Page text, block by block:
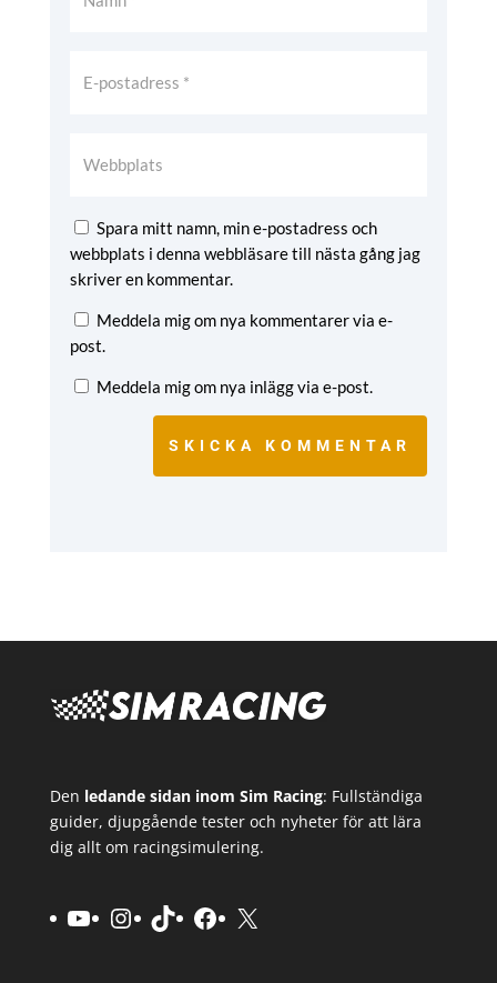
Spara mitt namn, min e-postadress och
webbplats i denna webbläsare till nästa gång jag
skriver en kommentar.
Meddela mig om nya kommentarer via e-
post.
Meddela mig om nya inlägg via e-post.
SKICKA KOMMENTAR
Den ledande sidan inom Sim Racing: Fullständiga
guider, djupgående tester och nyheter för att lära
dig allt om racingsimulering.
YouTube
Instagram
TikTokFacebook
X